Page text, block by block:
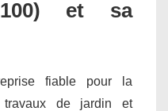
et sa
fiable pour la
de jardin et